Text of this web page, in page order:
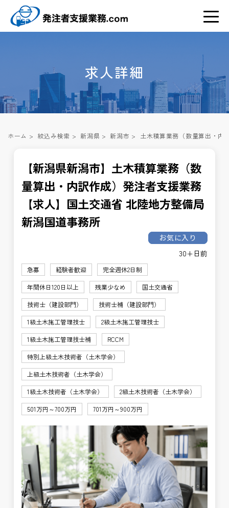
求人詳細
ホーム > 絞込み検索 > 新潟県 > 新潟市 > 土木積算業務（数量算出・内
【新潟県新潟市】土木積算業務（数
量算出・内訳作成）発注者支援業務
【求人】国土交通省 北陸地方整備局
新潟国道事務所
お気に入り
30+日前
急募 経験者歓迎
完全週休2日制
年間休日120日以上
残業少なめ
国土交通省
技術士（建設部門）
技術士補（建設部門）
1級土木施工管理技士
2級土木施工管理技士
1級土木施工管理技士補
RCCM
特別上級土木技術者（土木学会）
上級土木技術者（土木学会）
1級土木技術者（土木学会）
2級土木技術者（土木学会）
501万円～700万円
701万円～900万円